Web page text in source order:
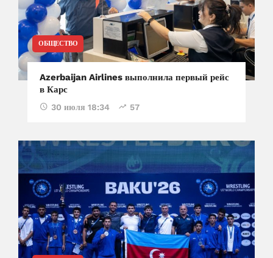
ОБЩЕСТВО
Azerbaijan Airlines выполнила первый рейс
в Карс
30 июля 18:34 57